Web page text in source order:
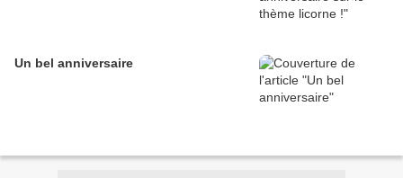
Un bel anniversaire